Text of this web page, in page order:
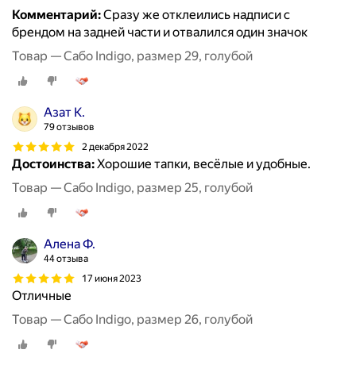
Комментарий:Сразу же отклеились надписи с
брендом на задней части и отвалился один значок
Товар — Сабо Indigo, размер 29, голубой
Азат К.
79 отзывов
2 декабря 2022
Достоинства:Хорошие тапки, весёлые и удобные.
Товар — Сабо Indigo, размер 25, голубой
Алена Ф.
44 отзыва
17 июня 2023
Отличные
Товар — Сабо Indigo, размер 26, голубой